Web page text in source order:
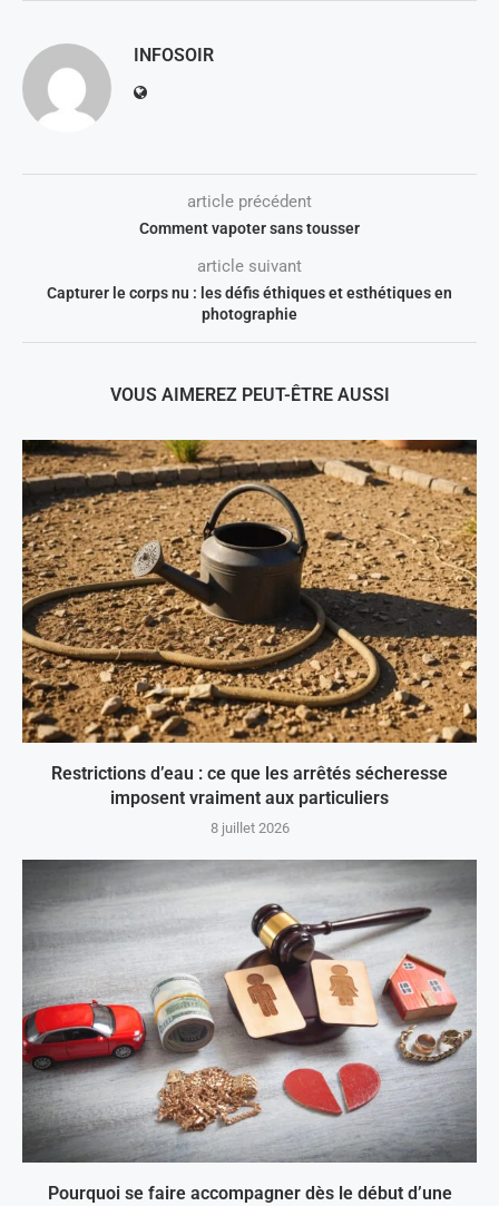
INFOSOIR
article précédent
Comment vapoter sans tousser
article suivant
Capturer le corps nu : les défis éthiques et esthétiques en
photographie
VOUS AIMEREZ PEUT-ÊTRE AUSSI
Restrictions d’eau : ce que les arrêtés sécheresse
imposent vraiment aux particuliers
8 juillet 2026
Pourquoi se faire accompagner dès le début d’une